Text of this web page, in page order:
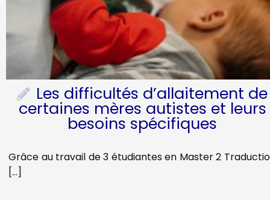
Les difficultés d’allaitement de
certaines mères autistes et leurs
besoins spécifiques
Grâce au travail de 3 étudiantes en Master 2
[…]